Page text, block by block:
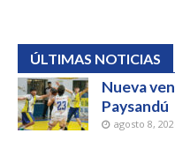
ÚLTIMAS NOTICIAS
Nueva
Paysandú
agosto 8,